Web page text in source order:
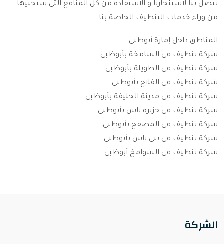
تتصل بنا لاستئجارنا و الاستفادة من كل المنافع التي ستجنيها
من وراء خدمات التنظيف الخاصة بنا.
المناطق داخل إمارة أبوظبي
شركة تنظيف في الشامخة بأبوظبي
شركة تنظيف في الطويلة بأبوظبي
شركة تنظيف في الفلاح بأبوظبي
شركة تنظيف في مدينة الخليفة بأبوظبي
شركة تنظيف في جزيرة ياس بأبوظبي
شركة تنظيف في المصفح بأبوظبي
شركة تنظيف في بني ياس بأبوظبي
شركة تنظيف في الشوامخ أبوظبي
الشركة